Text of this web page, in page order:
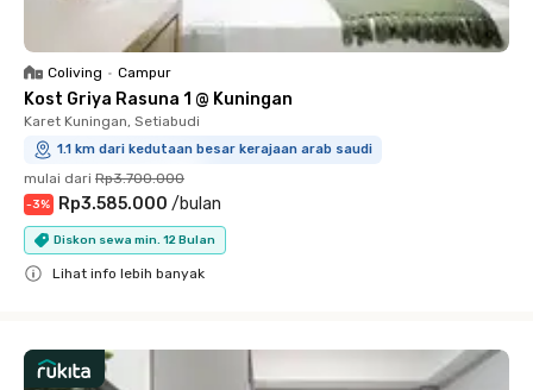
Coliving • Campur
Kost Griya Rasuna 1 @ Kuningan
Karet Kuningan, Setiabudi
1.1 km dari kedutaan besar kerajaan arab saudi
mulai dari Rp3.700.000
-3% Rp3.585.000 /bulan
Diskon sewa min. 12 Bulan
Lihat info lebih banyak